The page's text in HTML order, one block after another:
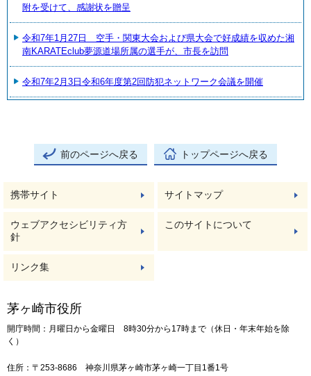
附を受けて、感謝状を贈呈
令和7年1月27日 空手・関東大会および県大会で好成績を収めた湘
南KARATEclub夢源道場所属の選手が、市長を訪問
令和7年2月3日令和6年度第2回防犯ネットワーク会議を開催
前のページへ戻る トップページへ戻る
携帯サイト サイトマップ
ウェブアクセシビリティ方
針
このサイトについて
リンク集
茅ヶ崎市役所
開庁時間：月曜日から金曜日 8時30分から17時まで（休日・年末年始を除
く）
住所：〒253-8686 神奈川県茅ヶ崎市茅ヶ崎一丁目1番1号